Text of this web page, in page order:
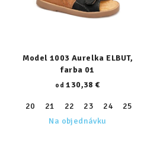
27 28 29 30 31
32
Model 1003 Aurelka ELBUT,
farba 01
od 130,38 €
20 21 22 23 24 25
Na objednávku